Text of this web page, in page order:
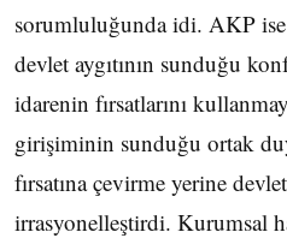
sorumluluğunda idi. AKP
devlet aygıtının sunduğu
idarenin fırsatlarını
girişiminin sunduğu ortak
fırsatına çevirme yerine
irrasyonelleştirdi. Kurumsal